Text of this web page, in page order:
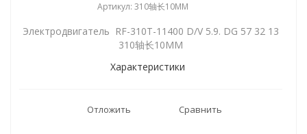
Артикул: 310轴长10MM
Электродвигатель RF-310T-11400 D/V 5.9. DG 57 32 13
310轴长10MM
Характеристики
Отложить Сравнить